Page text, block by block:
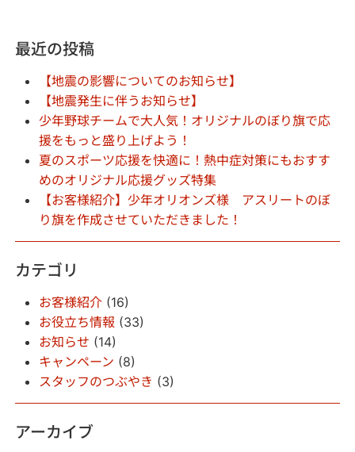
最近の投稿
【地震の影響についてのお知らせ】
【地震発生に伴うお知らせ】
少年野球チームで大人気！オリジナルのぼり旗で応
援をもっと盛り上げよう！
夏のスポーツ応援を快適に！熱中症対策にもおすす
めのオリジナル応援グッズ特集
【お客様紹介】少年オリオンズ様 アスリートのぼ
り旗を作成させていただきました！
カテゴリ
お客様紹介(16)
お役立ち情報 (33)
お知らせ (14)
キャンペーン (8)
スタッフのつぶやき (3)
アーカイブ